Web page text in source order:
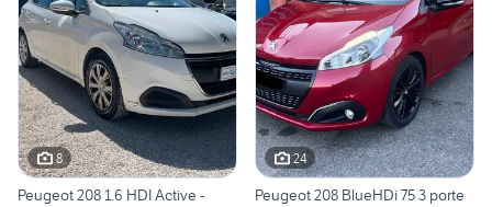
8
Peugeot 208 1.6 HDI Active -
24
Peugeot 208 BlueHDi 75 3 porte